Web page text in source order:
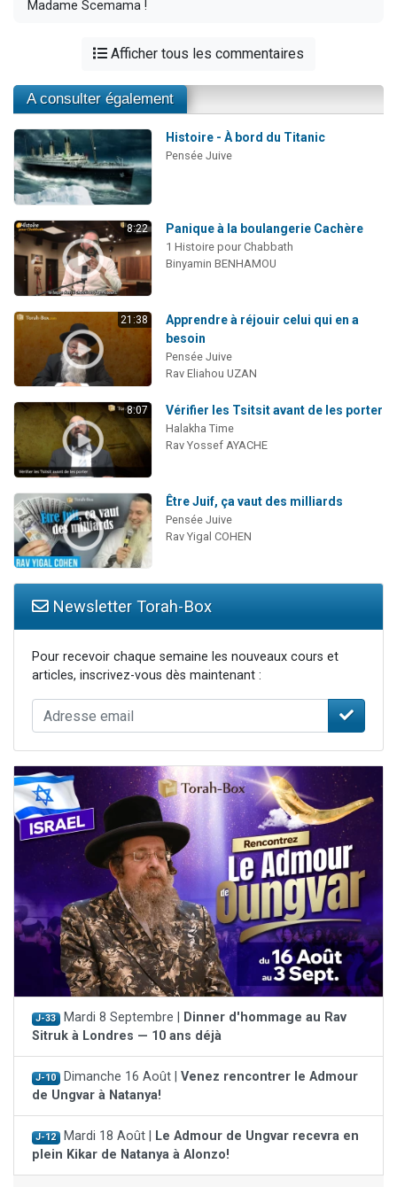
Madame Scemama !
Afficher tous les commentaires
A consulter également
Histoire - À bord du Titanic
Pensée Juive
8:22 Panique à la boulangerie Cachère
1 Histoire pour Chabbath
Binyamin BENHAMOU
21:38
Apprendre à réjouir celui qui en a
besoin
Pensée Juive
Rav Eliahou UZAN
8:07 Vérifier les Tsitsit avant de les porter
Halakha Time
Rav Yossef AYACHE
Être Juif, ça vaut des milliards
Pensée Juive
Rav Yigal COHEN
Newsletter Torah-Box
Pour recevoir chaque semaine les nouveaux cours et
articles, inscrivez-vous dès maintenant :
J-33 Mardi 8 Septembre |
Dinner d'hommage au Rav
Sitruk à Londres — 10 ans déjà
J-10 Dimanche 16 Août | Venez rencontrer le Admour
de Ungvar à Natanya!
J-12 Mardi 18 Août |
Le Admour de Ungvar recevra en
plein Kikar de Natanya à Alonzo!